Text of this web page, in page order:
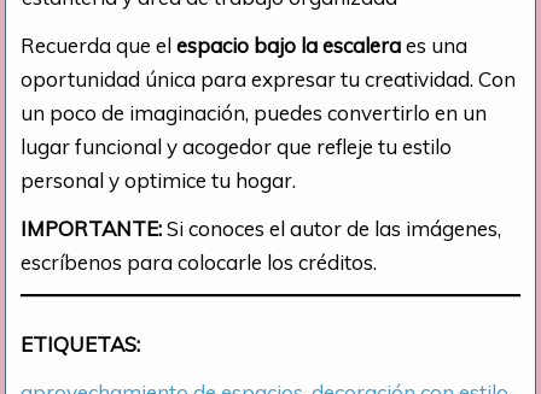
Recuerda que elespacio bajo la escaleraes una
oportunidad única para expresar tu creatividad. Con
un poco de imaginación, puedes convertirlo en un
lugar funcional y acogedor que refleje tu estilo
personal y optimice tu hogar.
IMPORTANTE:Si conoces el autor de las imágenes,
escríbenos para colocarle los créditos.
ETIQUETAS: